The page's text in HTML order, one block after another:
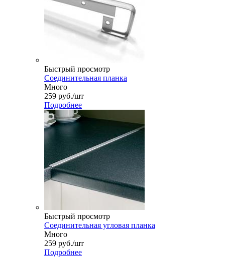
Быстрый просмотр
Соединительная планка
Много
259 руб./шт
Подробнее
Быстрый просмотр
Соединительная угловая планка
Много
259 руб./шт
Подробнее